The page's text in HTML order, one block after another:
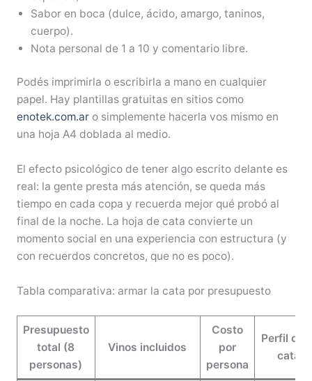
Sabor en boca (dulce, ácido, amargo, taninos,
cuerpo).
Nota personal de 1 a 10 y comentario libre.
Podés imprimirla o escribirla a mano en cualquier
papel. Hay plantillas gratuitas en sitios como
enotek.com.aro simplemente hacerla vos mismo en
una hoja A4 doblada al medio.
El efecto psicológico de tener algo escrito delante es
real: la gente presta más atención, se queda más
tiempo en cada copa y recuerda mejor qué probó al
final de la noche. La hoja de cata convierte un
momento social en una experiencia con estructura (y
con recuerdos concretos, que no es poco).
Tabla comparativa: armar la cata por presupuesto
Presupuesto
total (8
personas)
Vinos incluidos
Costo
por
persona
Perfil de
cata